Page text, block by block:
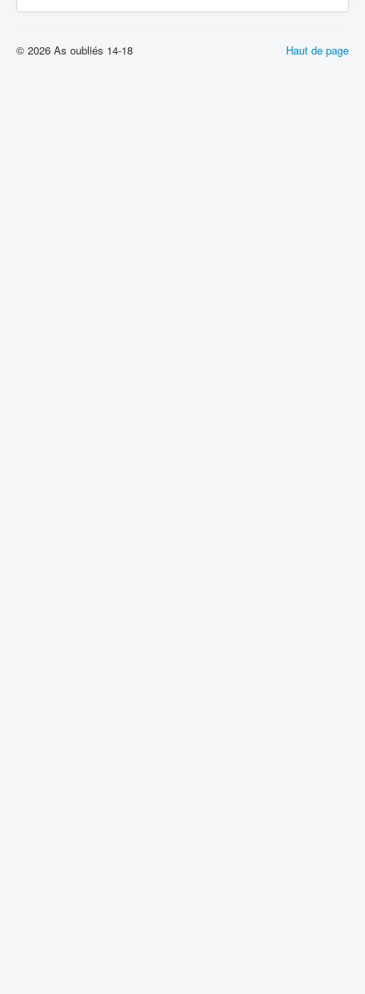
Haut de page
© 2026 As oubliés 14-18